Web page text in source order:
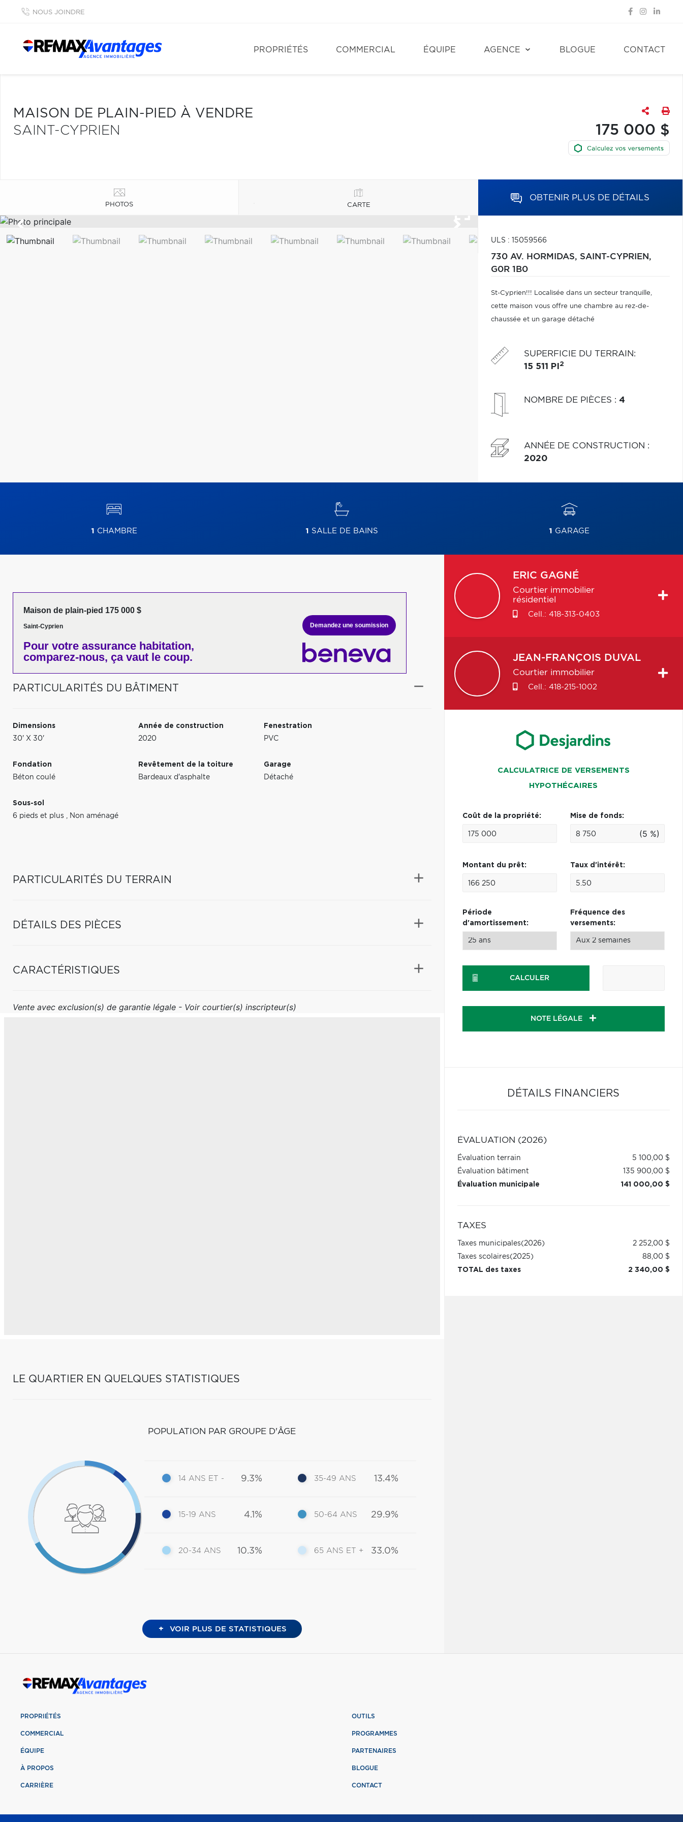
NOUS JOINDRE
PROPRIÉTÉS COMMERCIAL ÉQUIPE AGENCE BLOGUE CONTACT
MAISON DE PLAIN-PIED À VENDRE
SAINT-CYPRIEN
175 000 $
PHOTOS CARTE
OBTENIR PLUS DE DÉTAILS
ULS : 15059566
730 AV. HORMIDAS, SAINT-CYPRIEN,
G0R 1B0
St-Cyprien!!! Localisée dans un secteur tranquille,
cette maison vous offre une chambre au rez-de-
chaussée et un garage détaché
SUPERFICIE DU TERRAIN:
15 511 PI 2
NOMBRE DE PIÈCES : 4
ANNÉE DE CONSTRUCTION :
2020
1 CHAMBRE 1 SALLE DE BAINS 1 GARAGE
Maison de plain-pied 175 000 $
Saint-Cyprien
Pour votre assurance habitation,
comparez-nous, ça vaut le coup.
Demandez une soumission
PARTICULARITÉS DU BÂTIMENT
Dimensions
30' X 30'
Année de construction
2020
Fenestration
PVC
Fondation
Béton coulé
Revêtement de la toiture
Bardeaux d'asphalte
Garage
Détaché
Sous-sol
6 pieds et plus , Non aménagé
PARTICULARITÉS DU TERRAIN
DÉTAILS DES PIÈCES
CARACTÉRISTIQUES
Vente avec exclusion(s) de garantie légale - Voir courtier(s) inscripteur(s)
LE QUARTIER EN QUELQUES STATISTIQUES
POPULATION PAR GROUPE D'ÂGE
14 ANS ET - 9.3%
15-19 ANS 4.1%
20-34 ANS 10.3%
35-49 ANS 13.4%
50-64 ANS 29.9%
65 ANS ET + 33.0%
+ VOIR PLUS DE STATISTIQUES
ERIC GAGNÉ
Courtier immobilier
résidentiel
Cell.: 418-313-0403
JEAN-FRANÇOIS DUVAL
Courtier immobilier
Cell.: 418-215-1002
CALCULATRICE DE VERSEMENTS
HYPOTHÉCAIRES
Coût de la propriété: Mise de fonds:
(5 %)
Montant du prêt: Taux d'intérêt:
Période
d'amortissement:
Fréquence des
versements:
CALCULER
NOTE LÉGALE
DÉTAILS FINANCIERS
ÉVALUATION (2026)
Évaluation terrain
5 100,00 $
Évaluation bâtiment
135 900,00 $
Évaluation municipale
141 000,00 $
TAXES
Taxes municipales(2026)
2 252,00 $
Taxes scolaires(2025)
88,00 $
TOTAL des taxes
2 340,00 $
PROPRIÉTÉS
COMMERCIAL
ÉQUIPE
À PROPOS
CARRIÈRE
OUTILS
PROGRAMMES
PARTENAIRES
BLOGUE
CONTACT